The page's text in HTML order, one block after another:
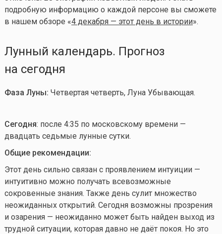
подробную информацию о каждой персоне вы сможете
в нашем обзоре «4 декабря — этот день в истории».
Лунный календарь. Прогноз
на сегодня
Фаза Луны: Четвертая четверть, Луна Убывающая.
Сегодня: после 4:35 по московскому времени —
двадцать седьмые лунные сутки.
Общие рекомендации:
Этот день сильно связан с проявлением интуиции —
интуитивно можно получать всевозможные
сокровенные знания. Также день сулит множество
неожиданных открытий. Сегодня возможны прозрения
и озарения — неожиданно может быть найден выход из
трудной ситуации, которая давно не даёт покоя. Но это